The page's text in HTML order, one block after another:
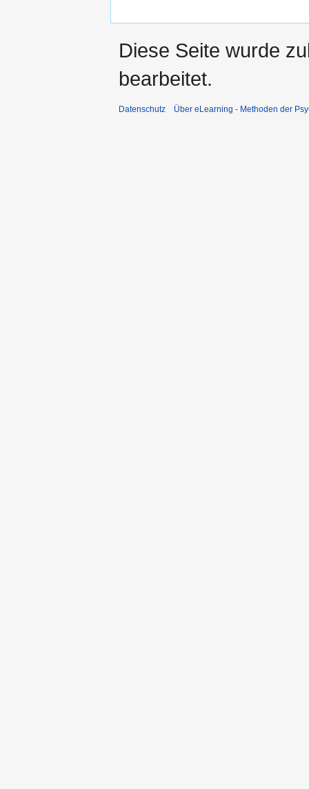
Diese Seite wurde
bearbeitet.
Datenschutz Über eLearning - Methoden der